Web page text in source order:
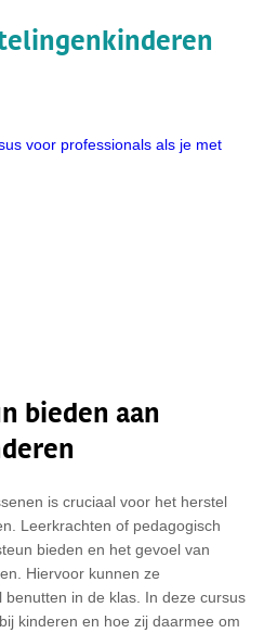
bieden aan
is cruciaal voor het herstel
Leerkrachten of pedagogisch
bieden en het gevoel van
Hiervoor kunnen ze
in de klas. In deze cursus
kinderen en hoe zij daarmee om
en